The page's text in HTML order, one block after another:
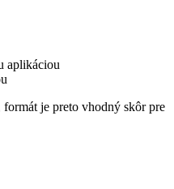
aplikáciou
je preto vhodný skôr pre